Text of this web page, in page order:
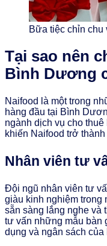
Bữa tiệc chỉn chu
Tại sao nên
Bình Dương
Naifood là một trong
hàng đầu tại Bình
ngành dịch vụ cho
khiến Naifood trở
Nhân viên tư
Đội ngũ nhân viên tư
giàu kinh nghiệm trong
sẵn sàng lắng nghe và
tư vấn những mẫu bàn
dụng và ngân sách của